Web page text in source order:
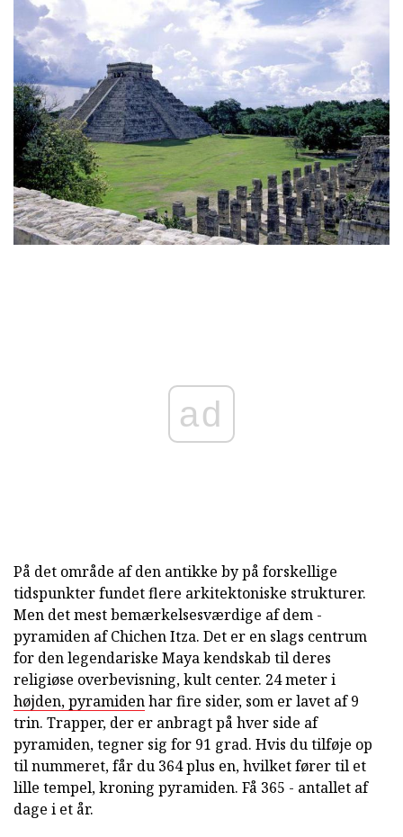
ad
På det område af den antikke by på forskellige
tidspunkter fundet flere arkitektoniske strukturer.
Men det mest bemærkelsesværdige af dem -
pyramiden af Chichen Itza. Det er en slags centrum
for den legendariske Maya kendskab til deres
religiøse overbevisning, kult center. 24 meter i
højden, pyramidenhar fire sider, som er lavet af 9
trin. Trapper, der er anbragt på hver side af
pyramiden, tegner sig for 91 grad. Hvis du tilføje op
til nummeret, får du 364 plus en, hvilket fører til et
lille tempel, kroning pyramiden. Få 365 - antallet af
dage i et år.